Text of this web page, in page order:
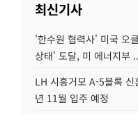
최신기사
'한수원 협력사' 미국 오
상태' 도달, 미 에너지부 ..
LH 시흥거모 A-5블록
년 11월 입주 예정